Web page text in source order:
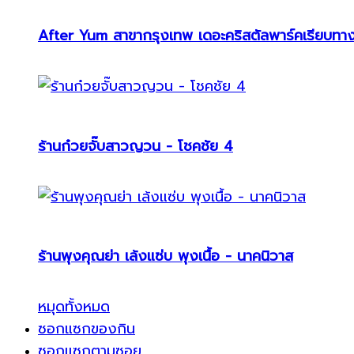
After Yum สาขากรุงเทพ เดอะคริสตัลพาร์คเรียบท
ร้านก๋วยจั๊บสาวญวน - โชคชัย 4
ร้านพุงคุณย่า เล้งแซ่บ พุงเนื้อ - นาคนิวาส
หมุดทั้งหมด
ซอกแซกของกิน